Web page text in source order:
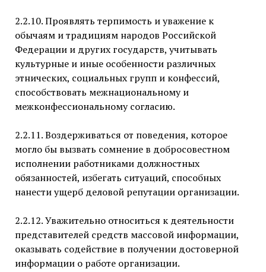
2.2.10. Проявлять терпимость и уважение к
обычаям и традициям народов Российской
Федерации и других государств, учитывать
культурные и иные особенности различных
этнических, социальных групп и конфессий,
способствовать межнациональному и
межконфессиональному согласию.
2.2.11. Воздерживаться от поведения, которое
могло бы вызвать сомнение в добросовестном
исполнении работниками должностных
обязанностей, избегать ситуаций, способных
нанести ущерб деловой репутации организации.
2.2.12. Уважительно относиться к деятельности
представителей средств массовой информации,
оказывать содействие в получении достоверной
информации о работе организации.